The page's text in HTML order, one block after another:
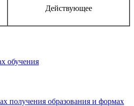
Действующее
обучения
получения образования и формах